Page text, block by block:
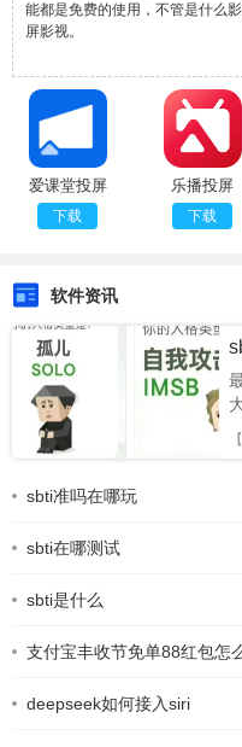
能都是免费的使用，不管是什么
屏影视。
爱课堂投屏
下载
乐播投屏
app
下载
软件资讯
sbti准吗在哪玩
sbti在哪测试
sbti是什么
支付宝丰收节免单88红包怎
deepseek如何接入siri